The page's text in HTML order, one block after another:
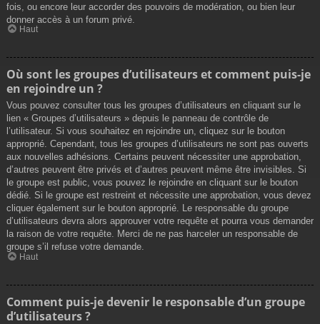
fois, ou encore leur accorder des pouvoirs de modération, ou bien leur
donner accès à un forum privé.
Haut
Où sont les groupes d’utilisateurs et comment puis-je
en rejoindre un ?
Vous pouvez consulter tous les groupes d’utilisateurs en cliquant sur le
lien « Groupes d’utilisateurs » depuis le panneau de contrôle de
l’utilisateur. Si vous souhaitez en rejoindre un, cliquez sur le bouton
approprié. Cependant, tous les groupes d’utilisateurs ne sont pas ouverts
aux nouvelles adhésions. Certains peuvent nécessiter une approbation,
d’autres peuvent être privés et d’autres peuvent même être invisibles. Si
le groupe est public, vous pouvez le rejoindre en cliquant sur le bouton
dédié. Si le groupe est restreint et nécessite une approbation, vous devez
cliquer également sur le bouton approprié. Le responsable du groupe
d’utilisateurs devra alors approuver votre requête et pourra vous demander
la raison de votre requête. Merci de ne pas harceler un responsable de
groupe s’il refuse votre demande.
Haut
Comment puis-je devenir le responsable d’un groupe
d’utilisateurs ?